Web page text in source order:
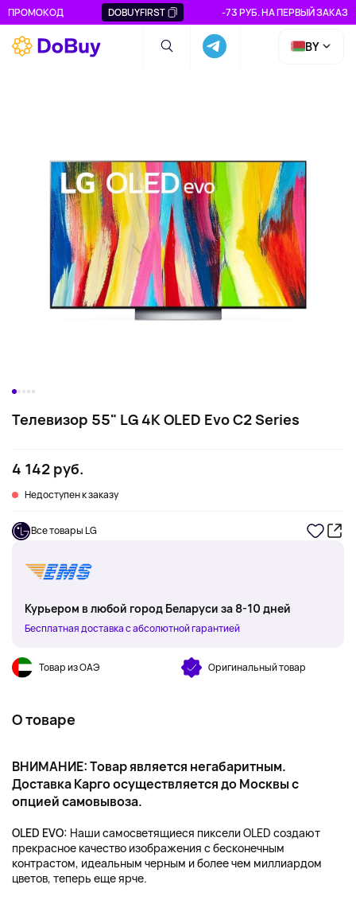
ПРОМОКОД DOBUYFIRST -73 РУБ. НА ПЕРВЫЙ ЗАКАЗ
BY
Телевизор 55" LG 4K OLED Evo C2 Series
4 142 руб.
Недоступен к заказу
Все товары LG
Курьером в любой город Беларуси за 8-10 дней
Бесплатная доставка с абсолютной гарантией
Товар из ОАЭ Оригинальный товар
О товаре
ВНИМАНИЕ: Товар является негабаритным.
Доставка Карго осуществляется до Москвы с
опцией самовывоза.
OLED EVO: Наши самосветящиеся пиксели OLED создают
прекрасное качество изображения с бесконечным
контрастом, идеальным черным и более чем миллиардом
цветов, теперь еще ярче.